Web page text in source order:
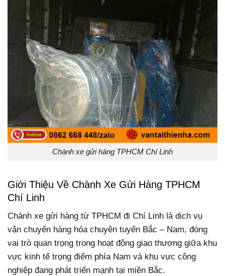
Chành xe gửi hàng TPHCM Chí Linh
Giới Thiệu Về Chành Xe Gửi Hàng TPHCM
Chí Linh
Chành xe gửi hàng từ TPHCM đi Chí Linh là dịch vụ
vận chuyển hàng hóa chuyên tuyến Bắc – Nam, đóng
vai trò quan trọng trong hoạt động giao thương giữa khu
vực kinh tế trọng điểm phía Nam và khu vực công
nghiệp đang phát triển mạnh tại miền Bắc.